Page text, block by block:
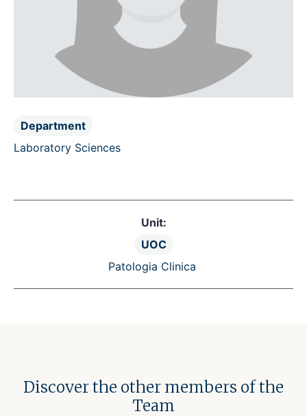
Department
Laboratory Sciences
Unit:
UOC
Patologia Clinica
Discover the other members of the
Team